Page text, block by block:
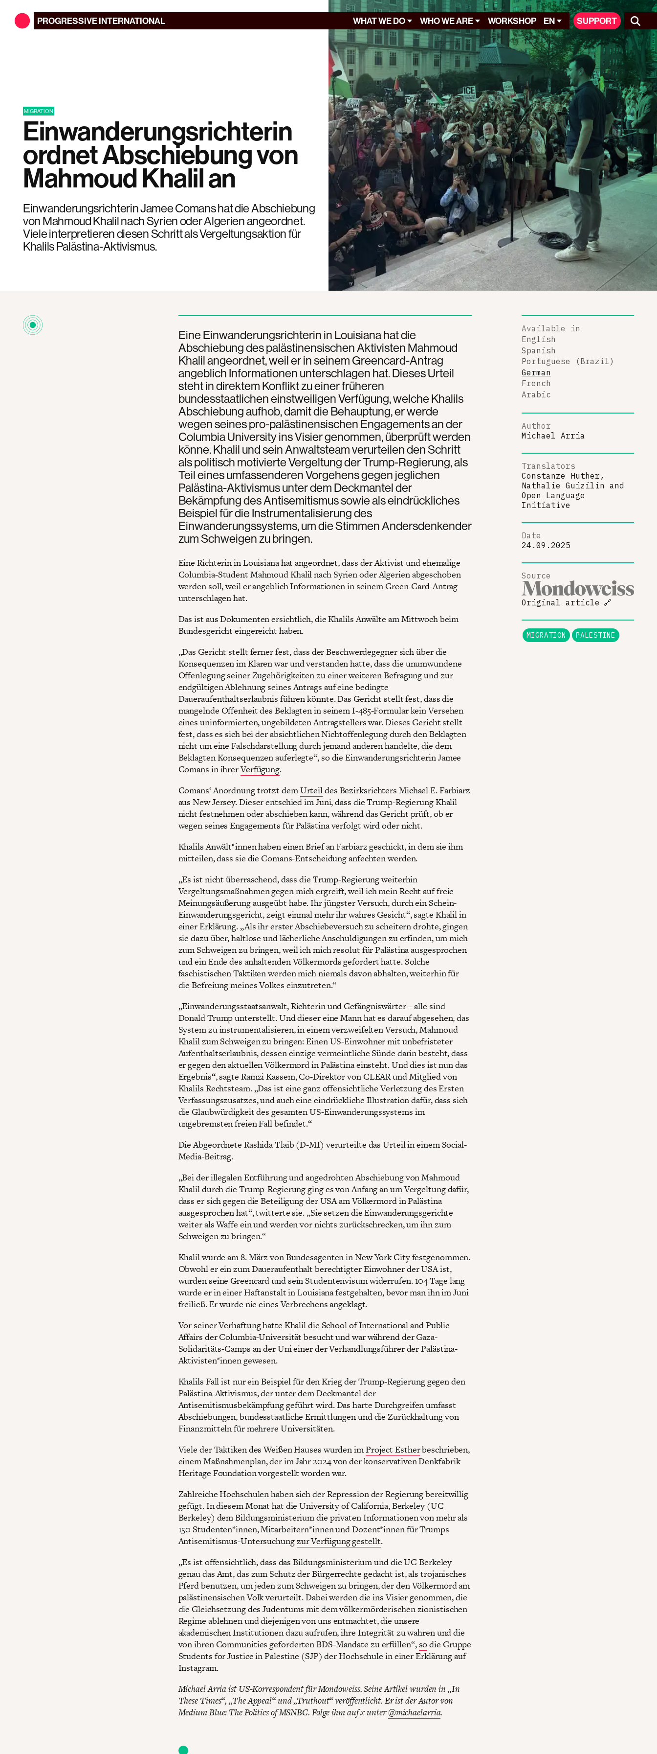
PROGRESSIVEINTERNATIONAL WHAT WE DO WHO WE ARE WORKSHOP EN SUPPORT
MIGRATION
Einwanderungsrichterin
ordnet Abschiebung von
Mahmoud Khalil an
Einwanderungsrichterin Jamee Comans hat die Abschiebung
von Mahmoud Khalil nach Syrien oder Algerien angeordnet.
Viele interpretieren diesen Schritt als Vergeltungsaktion für
Khalils Palästina-Aktivismus.
Eine Einwanderungsrichterin in Louisiana hat die
Abschiebung des palästinensischen Aktivisten Mahmoud
Khalil angeordnet, weil er in seinem Greencard-Antrag
angeblich Informationen unterschlagen hat. Dieses Urteil
steht in direktem Konflikt zu einer früheren
bundesstaatlichen einstweiligen Verfügung, welche Khalils
Abschiebung aufhob, damit die Behauptung, er werde
wegen seines pro-palästinensischen Engagements an der
Columbia University ins Visier genommen, überprüft werden
könne. Khalil und sein Anwaltsteam verurteilen den Schritt
als politisch motivierte Vergeltung der Trump-Regierung, als
Teil eines umfassenderen Vorgehens gegen jeglichen
Palästina-Aktivismus unter dem Deckmantel der
Bekämpfung des Antisemitismus sowie als eindrückliches
Beispiel für die Instrumentalisierung des
Einwanderungssystems, um die Stimmen Andersdenkender
zum Schweigen zu bringen.
Eine Richterin in Louisiana hat angeordnet, dass der Aktivist und ehemalige
Columbia-Student Mahmoud Khalil nach Syrien oder Algerien abgeschoben
werden soll, weil er angeblich Informationen in seinem Green-Card-Antrag
unterschlagen hat.
Das ist aus Dokumenten ersichtlich, die Khalils Anwälte am Mittwoch beim
Bundesgericht eingereicht haben.
„Das Gericht stellt ferner fest, dass der Beschwerdegegner sich über die
Konsequenzen im Klaren war und verstanden hatte, dass die unumwundene
Offenlegung seiner Zugehörigkeiten zu einer weiteren Befragung und zur
endgültigen Ablehnung seines Antrags auf eine bedingte
Daueraufenthaltserlaubnis führen könnte. Das Gericht stellt fest, dass die
mangelnde Offenheit des Beklagten in seinem I-485-Formular kein Versehen
eines uninformierten, ungebildeten Antragstellers war. Dieses Gericht stellt
fest, dass es sich bei der absichtlichen Nichtoffenlegung durch den Beklagten
nicht um eine Falschdarstellung durch jemand anderen handelte, die dem
Beklagten Konsequenzen auferlegte“, so die Einwanderungsrichterin Jamee
Comans in ihrerVerfügung.
Comans‘ Anordnung trotzt demUrteildes Bezirksrichters Michael E. Farbiarz
aus New Jersey. Dieser entschied im Juni, dass die Trump-Regierung Khalil
nicht festnehmen oder abschieben kann, während das Gericht prüft, ob er
wegen seines Engagements für Palästina verfolgt wird oder nicht.
Khalils Anwält*innen haben einen Brief an Farbiarz geschickt, in dem sie ihm
mitteilen, dass sie die Comans-Entscheidung anfechten werden.
„Es ist nicht überraschend, dass die Trump-Regierung weiterhin
Vergeltungsmaßnahmen gegen mich ergreift, weil ich mein Recht auf freie
Meinungsäußerung ausgeübt habe. Ihr jüngster Versuch, durch ein Schein-
Einwanderungsgericht, zeigt einmal mehr ihr wahres Gesicht“, sagte Khalil in
einer Erklärung. „Als ihr erster Abschiebeversuch zu scheitern drohte, gingen
sie dazu über, haltlose und lächerliche Anschuldigungen zu erfinden, um mich
zum Schweigen zu bringen, weil ich mich resolut für Palästina ausgesprochen
und ein Ende des anhaltenden Völkermords gefordert hatte. Solche
faschistischen Taktiken werden mich niemals davon abhalten, weiterhin für
die Befreiung meines Volkes einzutreten.“
„Einwanderungsstaatsanwalt, Richterin und Gefängniswärter – alle sind
Donald Trump unterstellt. Und dieser eine Mann hat es darauf abgesehen, das
System zu instrumentalisieren, in einem verzweifelten Versuch, Mahmoud
Khalil zum Schweigen zu bringen: Einen US-Einwohner mit unbefristeter
Aufenthaltserlaubnis, dessen einzige vermeintliche Sünde darin besteht, dass
er gegen den aktuellen Völkermord in Palästina einsteht. Und dies ist nun das
Ergebnis“, sagte Ramzi Kassem, Co-Direktor von CLEAR und Mitglied von
Khalils Rechtsteam. „Das ist eine ganz offensichtliche Verletzung des Ersten
Verfassungszusatzes, und auch eine eindrückliche Illustration dafür, dass sich
die Glaubwürdigkeit des gesamten US-Einwanderungssystems im
ungebremsten freien Fall befindet.“
Die Abgeordnete Rashida Tlaib (D-MI) verurteilte das Urteil in einem Social-
Media-Beitrag.
„Bei der illegalen Entführung und angedrohten Abschiebung von Mahmoud
Khalil durch die Trump-Regierung ging es von Anfang an um Vergeltung dafür,
dass er sich gegen die Beteiligung der USA am Völkermord in Palästina
ausgesprochen hat“, twitterte sie. „Sie setzen die Einwanderungsgerichte
weiter als Waffe ein und werden vor nichts zurückschrecken, um ihn zum
Schweigen zu bringen.“
Khalil wurde am 8. März von Bundesagenten in New York City festgenommen.
Obwohl er ein zum Daueraufenthalt berechtigter Einwohner der USA ist,
wurden seine Greencard und sein Studentenvisum widerrufen. 104 Tage lang
wurde er in einer Haftanstalt in Louisiana festgehalten, bevor man ihn im Juni
freiließ. Er wurde nie eines Verbrechens angeklagt.
Vor seiner Verhaftung hatte Khalil die School of International and Public
Affairs der Columbia-Universität besucht und war während der Gaza-
Solidaritäts-Camps an der Uni einer der Verhandlungsführer der Palästina-
Aktivisten*innen gewesen.
Khalils Fall ist nur ein Beispiel für den Krieg der Trump-Regierung gegen den
Palästina-Aktivismus, der unter dem Deckmantel der
Antisemitismusbekämpfung geführt wird. Das harte Durchgreifen umfasst
Abschiebungen, bundesstaatliche Ermittlungen und die Zurückhaltung von
Finanzmitteln für mehrere Universitäten.
Viele der Taktiken des Weißen Hauses wurden imProject Estherbeschrieben,
einem Maßnahmenplan, der im Jahr 2024 von der konservativen Denkfabrik
Heritage Foundation vorgestellt worden war.
Zahlreiche Hochschulen haben sich der Repression der Regierung bereitwillig
gefügt. In diesem Monat hat die University of California, Berkeley (UC
Berkeley) dem Bildungsministerium die privaten Informationen von mehr als
150 Studenten*innen, Mitarbeitern*innen und Dozent*innen für Trumps
Antisemitismus-Untersuchungzur Verfügung gestellt.
„Es ist offensichtlich, dass das Bildungsministerium und die UC Berkeley
genau das Amt, das zum Schutz der Bürgerrechte gedacht ist, als trojanisches
Pferd benutzen, um jeden zum Schweigen zu bringen, der den Völkermord am
palästinensischen Volk verurteilt. Dabei werden die ins Visier genommen, die
die Gleichsetzung des Judentums mit dem völkermörderischen zionistischen
Regime ablehnen und diejenigen von uns entmachtet, die unsere
akademischen Institutionen dazu aufrufen, ihre Integrität zu wahren und die
von ihren Communities geforderten BDS-Mandate zu erfüllen“, sodie Gruppe
Students for Justice in Palestine (SJP) der Hochschule in einer Erklärung auf
Instagram.
Michael Arria ist US-Korrespondent für Mondoweiss. Seine Artikel wurden in „In
These Times“, „The Appeal“ und „Truthout“ veröffentlicht. Er ist der Autor von
Medium Blue: The Politics of MSNBC. Folge ihm auf x unter@michaelarria.
Available in
English
Spanish
Portuguese (Brazil)
German
French
Arabic
Author
Michael Arria
Translators
Constanze Huther,
Nathalie Guizilin and
Open Language
Initiative
Date
24.09.2025
Source
Original article 🔗
MIGRATION PALESTINE